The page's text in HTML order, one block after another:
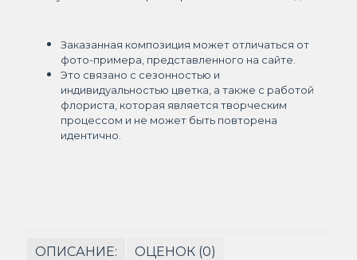
Заказанная композиция может отличаться от
фото-примера, представленного на сайте.
Это связано с сезонностью и
индивидуальностью цветка, а также с работой
флориста, которая является творческим
процессом и не может быть повторена
идентично.
ОПИСАНИЕ:
ОЦЕНОК (0)